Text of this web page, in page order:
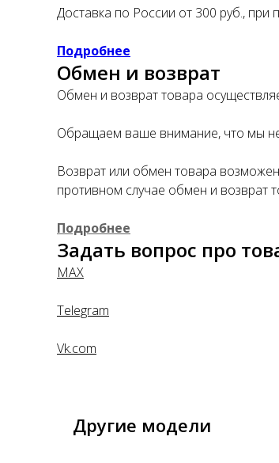
Доставка по России от 300 руб., при
Подробнее
Обмен и возврат
Обмен и возврат товара
Обращаем ваше внимание, что мы
Возврат или обмен товара
противном случае обмен и возврат
Подробнее
Задать вопрос про
MAX
Telegram
Vk.com
Другие модели